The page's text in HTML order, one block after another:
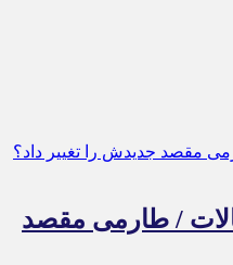
/ طارمی مقصد